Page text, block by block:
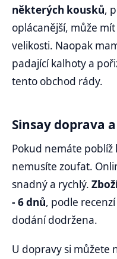
některých kousků,
oplácanější, může
velikosti. Naopak
padající kalhoty a
tento obchod rády.
Sinsay doprava
Pokud nemáte
nemusíte zoufat.
snadný a rychlý.
- 6 dnů, podle
dodání dodržena.
U dopravy si můžete